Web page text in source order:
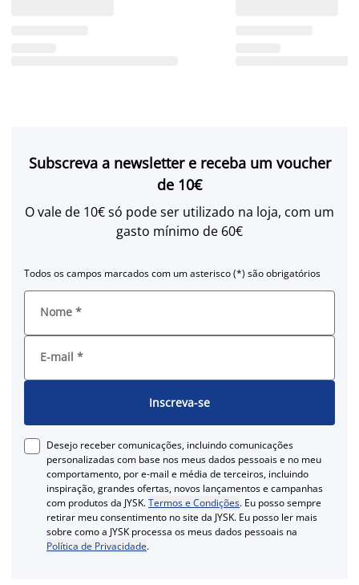
Subscreva a newsletter e receba um voucher
de 10€
O vale de 10€ só pode ser utilizado na loja, com um
gasto mínimo de 60€
Todos os campos marcados com um asterisco (*) são obrigatórios
Nome *
E-mail *
Inscreva-se
Desejo receber comunicações, incluindo comunicações
personalizadas com base nos meus dados pessoais e no meu
comportamento, por e-mail e média de terceiros, incluindo
inspiração, grandes ofertas, novos lançamentos e campanhas
com produtos da JYSK.Termos e Condições. Eu posso sempre
retirar meu consentimento no site da JYSK. Eu posso ler mais
sobre como a JYSK processa os meus dados pessoais na
Política de Privacidade.